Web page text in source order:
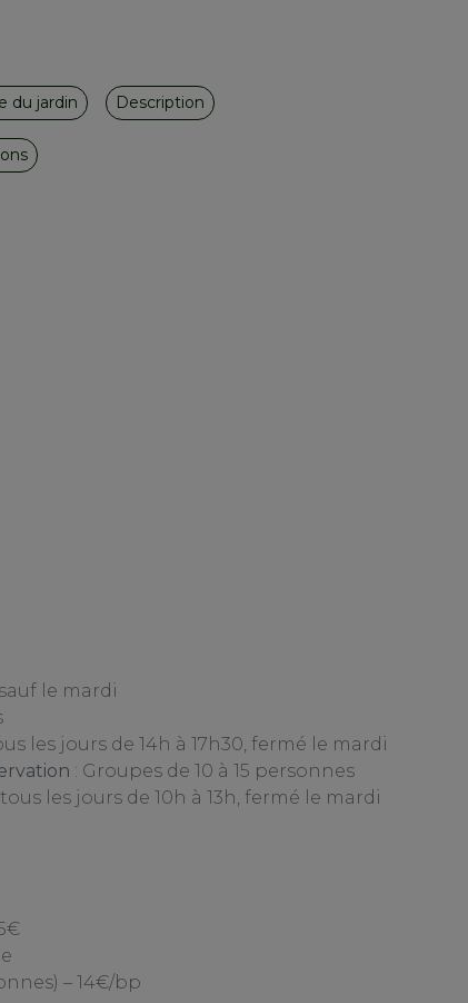
du jardin Description
le mardi
les jours de 14h à 17h30, fermé le mardi
: Groupes de 10 à 15 personnes
les jours de 10h à 13h, fermé le mardi
– 14€/bp